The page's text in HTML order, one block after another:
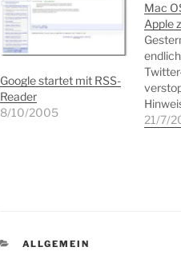
Google startet mit RSS-
Reader
8/10/2005
Mac
Apple
21/7/
KATEGORIEN
ALLGEMEIN